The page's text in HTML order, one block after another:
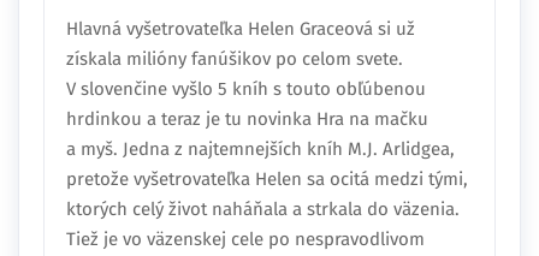
Hlavná vyšetrovateľka Helen Graceová si už
získala milióny fanúšikov po celom svete.
V slovenčine vyšlo 5 kníh s touto obľúbenou
hrdinkou a teraz je tu novinka Hra na mačku
a myš. Jedna z najtemnejších kníh M.J. Arlidgea,
pretože vyšetrovateľka Helen sa ocitá medzi tými,
ktorých celý život naháňala a strkala do väzenia.
Tiež je vo väzenskej cele po nespravodlivom